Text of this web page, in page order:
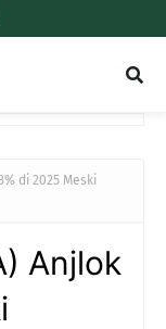
di 2025 Meski
Anjlok